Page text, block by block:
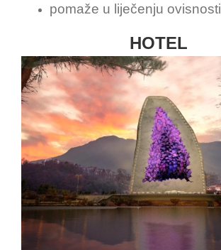
pomaže u liječenju ovisnosti
HOTEL